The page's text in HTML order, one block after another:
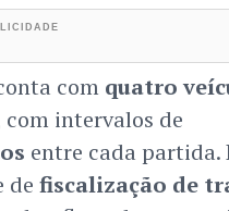
com quatro
com intervalos de
entre cada partida.
de fiscalização de